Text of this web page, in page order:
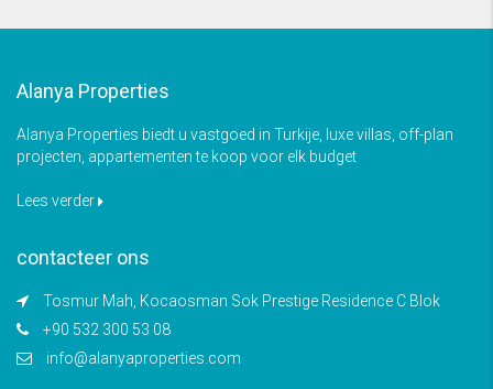
Alanya Properties
Alanya Properties biedt u vastgoed in Turkije, luxe villas, off-plan
projecten, appartementen te koop voor elk budget
Lees verder
contacteer ons
Tosmur Mah, Kocaosman Sok Prestige Residence C Blok
+90 532 300 53 08
info@alanyaproperties.com